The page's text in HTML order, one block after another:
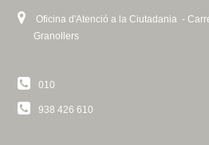
Oficina d'Atenció a la Ciutadania -
Granollers
010
938 426 610